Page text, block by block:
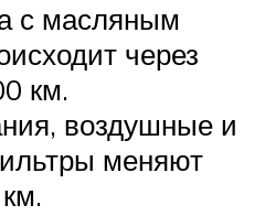
с масляным
через
км.
воздушные и
меняют